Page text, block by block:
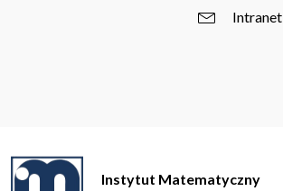
Intranet
Instytut Matematyczny